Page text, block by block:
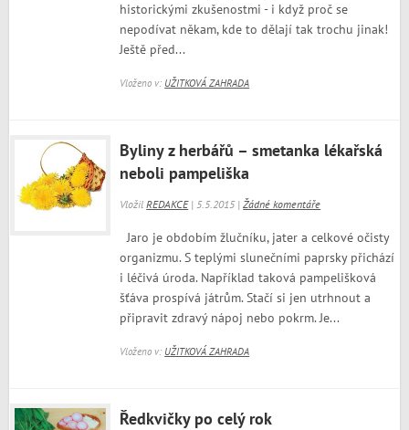
historickými zkušenostmi - i když proč se
nepodívat někam, kde to dělají tak trochu jinak!
Ještě před...
Vloženo v: UŽITKOVÁ ZAHRADA
Byliny z herbářů – smetanka lékařská
neboli pampeliška
VložilREDAKCE| 5.5.2015 |Žádné komentáře
Jaro je obdobím žlučníku, jater a celkové očisty
organizmu. S teplými slunečními paprsky přichází
i léčivá úroda. Například taková pampelišková
šťáva prospívá játrům. Stačí si jen utrhnout a
připravit zdravý nápoj nebo pokrm. Je...
Vloženo v: UŽITKOVÁ ZAHRADA
Ředkvičky po celý rok